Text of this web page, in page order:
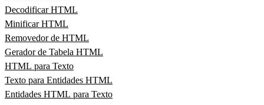
Decodificar HTML
Minificar HTML
Removedor de HTML
Gerador de Tabela HTML
HTML para Texto
Texto para Entidades HTML
Entidades HTML para Texto